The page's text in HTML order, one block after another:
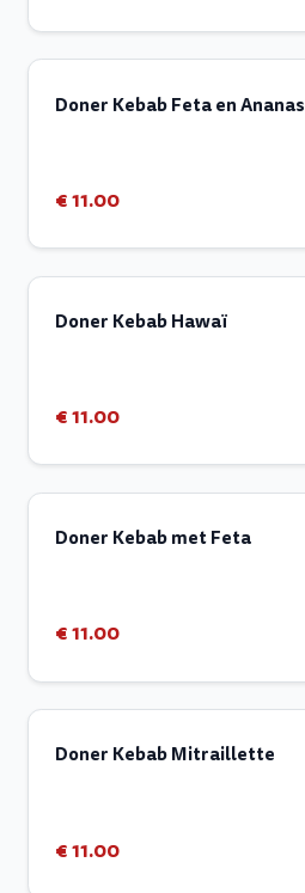
Doner Kebab Feta en Ananas
€ 11.00
Doner Kebab Hawaï
€ 11.00
Doner Kebab met Feta
€ 11.00
Doner Kebab Mitraillette
€ 11.00